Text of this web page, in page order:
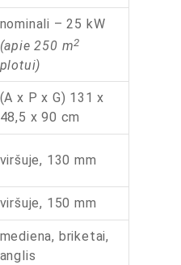
nominali – 25 kW
(apie 250 m2
plotui)
(A x P x G) 131 x
48,5 x 90 cm
viršuje, 130 mm
viršuje, 150 mm
mediena, briketai,
anglis